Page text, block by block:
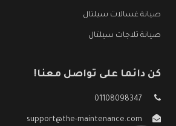
صيانة غسالات سيلتال
صيانة ثلاجات سيلتال
كن دائما على تواصل معنا!
01108098347
support@the-maintenance.com